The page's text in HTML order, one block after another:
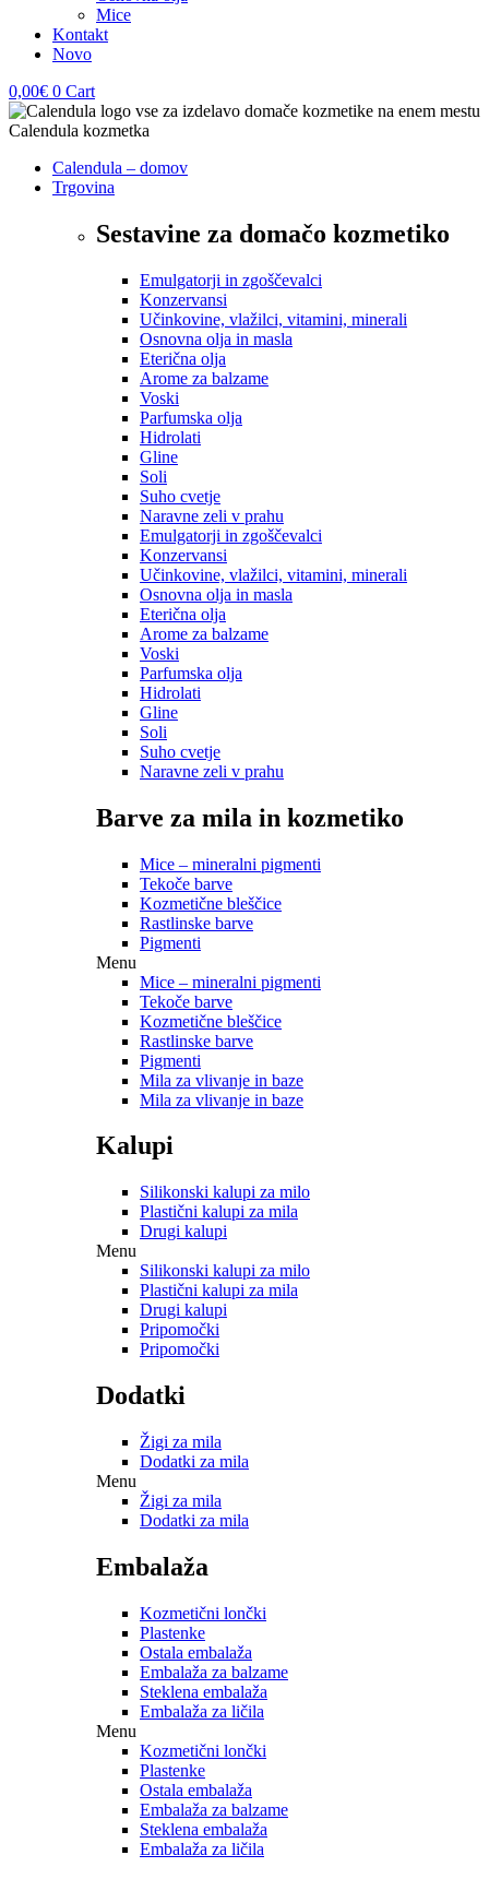
Mice
Kontakt
Novo
0,00€ 0 Cart
Calendula – domov
Trgovina
Sestavine za domačo kozmetiko
Emulgatorji in zgoščevalci
Konzervansi
Učinkovine, vlažilci, vitamini, minerali
Osnovna olja in masla
Eterična olja
Arome za balzame
Voski
Parfumska olja
Hidrolati
Gline
Soli
Suho cvetje
Naravne zeli v prahu
Emulgatorji in zgoščevalci
Konzervansi
Učinkovine, vlažilci, vitamini, minerali
Osnovna olja in masla
Eterična olja
Arome za balzame
Voski
Parfumska olja
Hidrolati
Gline
Soli
Suho cvetje
Naravne zeli v prahu
Barve za mila in kozmetiko
Mice – mineralni pigmenti
Tekoče barve
Kozmetične bleščice
Rastlinske barve
Pigmenti
Menu
Mice – mineralni pigmenti
Tekoče barve
Kozmetične bleščice
Rastlinske barve
Pigmenti
Mila za vlivanje in baze
Mila za vlivanje in baze
Kalupi
Silikonski kalupi za milo
Plastični kalupi za mila
Drugi kalupi
Menu
Silikonski kalupi za milo
Plastični kalupi za mila
Drugi kalupi
Pripomočki
Pripomočki
Dodatki
Žigi za mila
Dodatki za mila
Menu
Žigi za mila
Dodatki za mila
Embalaža
Kozmetični lončki
Plastenke
Ostala embalaža
Embalaža za balzame
Steklena embalaža
Embalaža za ličila
Menu
Kozmetični lončki
Plastenke
Ostala embalaža
Embalaža za balzame
Steklena embalaža
Embalaža za ličila